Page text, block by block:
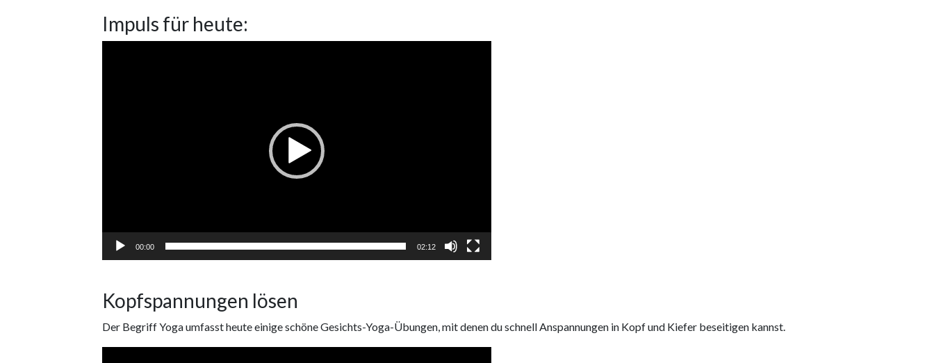
Impuls für heute:
00:00 02:12
Kopfspannungen lösen
Der Begriff Yoga umfasst heute einige schöne Gesichts-Yoga-Übungen, mit denen du schnell Anspannungen in Kopf und Kiefer beseitigen kannst.